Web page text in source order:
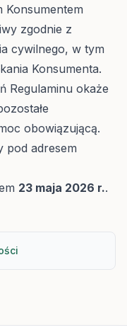
Konsumentem
zgodnie z
cywilnego, w tym
Konsumenta.
Regulaminu okaże
obowiązującą.
pod adresem
23 maja 2026 r..